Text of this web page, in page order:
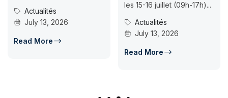
Actualités
July 13, 2026
Read More
les 15-16 juillet (09h-17h)...
Actualités
July 13, 2026
Read More